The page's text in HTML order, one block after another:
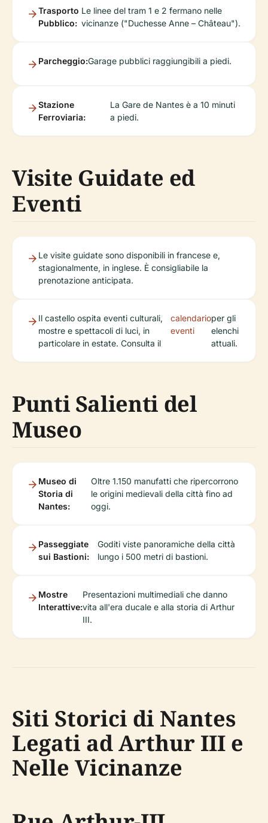
Trasporto
Pubblico:
Le linee del tram 1 e 2 fermano nelle
vicinanze ("Duchesse Anne – Château").
Parcheggio:Garage pubblici raggiungibili a piedi.
Stazione
Ferroviaria:
La Gare de Nantes è a 10 minuti
a piedi.
Visite Guidate ed
Eventi
Le visite guidate sono disponibili in francese e,
stagionalmente, in inglese. È consigliabile la
prenotazione anticipata.
Il castello ospita eventi culturali,
mostre e spettacoli di luci, in
particolare in estate. Consulta il
calendario
eventi
per gli
elenchi
attuali.
Punti Salienti del
Museo
Museo di
Storia di
Nantes:
Oltre 1.150 manufatti che ripercorrono
le origini medievali della città fino ad
oggi.
Passeggiate
sui Bastioni:
Goditi viste panoramiche della città
lungo i 500 metri di bastioni.
Mostre
Interattive:
Presentazioni multimediali che danno
vita all'era ducale e alla storia di Arthur
III.
Siti Storici di Nantes
Legati ad Arthur III e
Nelle Vicinanze